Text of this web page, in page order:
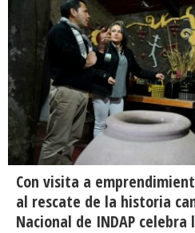
Con visita a
al rescate de la historia
Nacional de INDAP